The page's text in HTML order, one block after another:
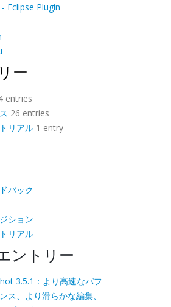
Eclipse Plugin
ー
entries
26 entries
リアル1 entry
バック
ション
リアル
ントリー
3.5.1：より高速なパフ
ス、より滑らかな編集、